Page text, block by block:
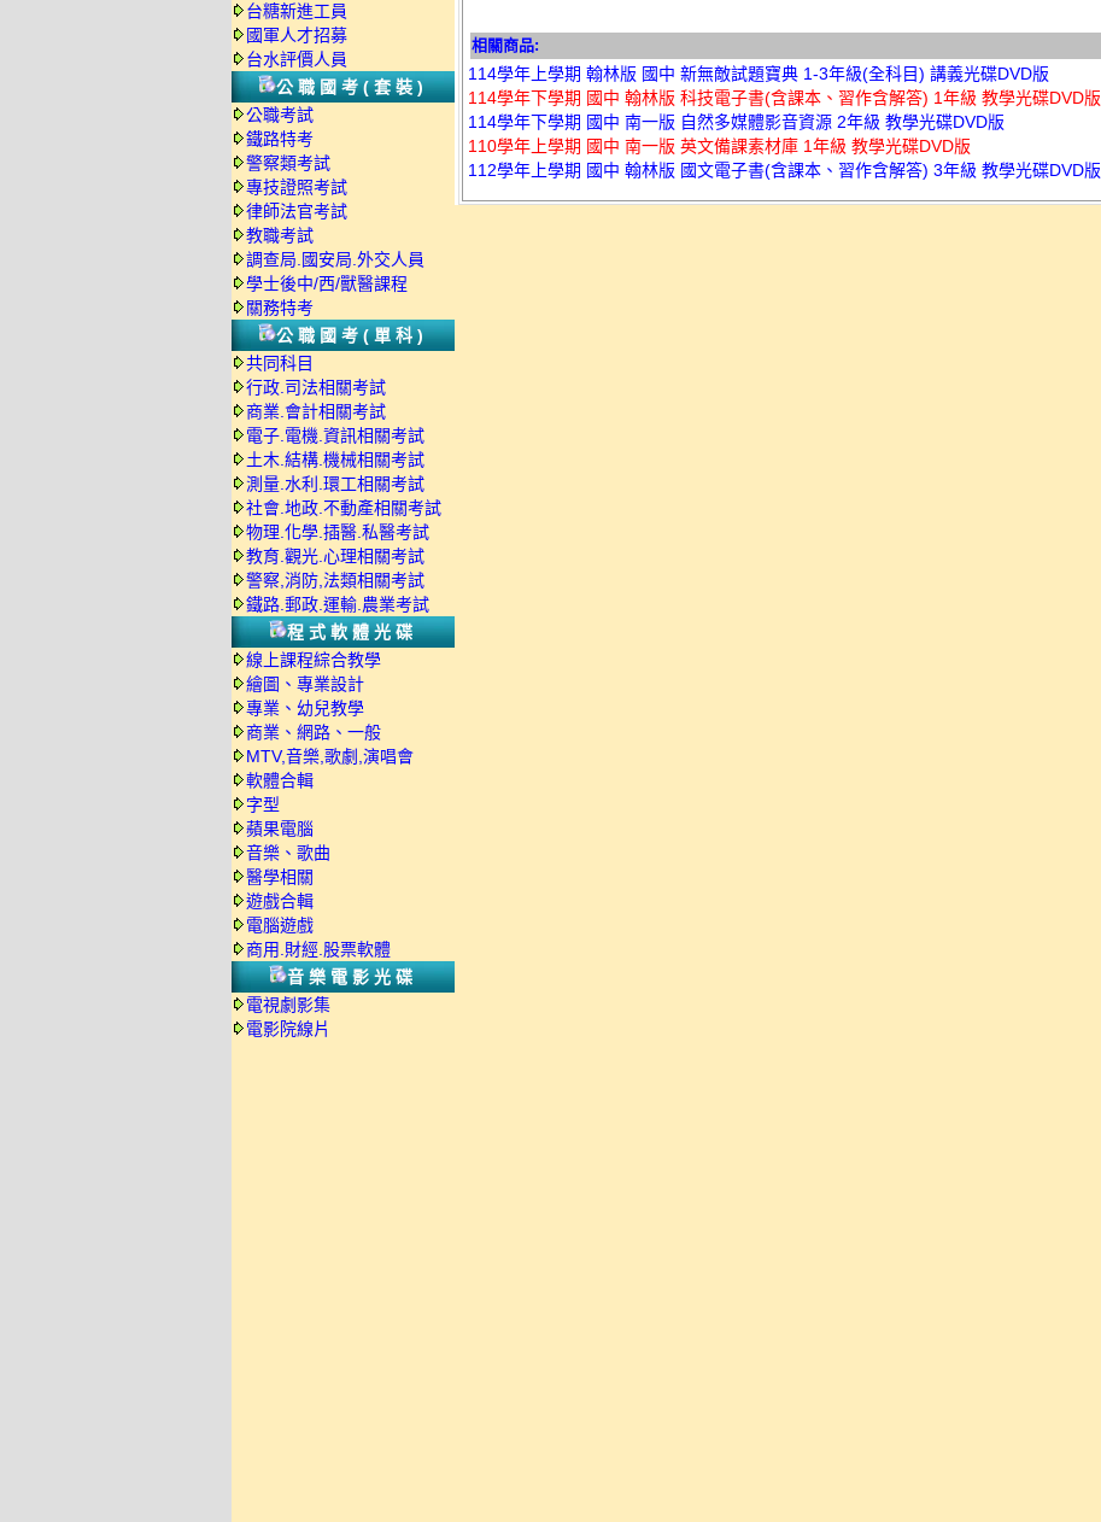
台糖新進工員
國軍人才招募
台水評價人員
公職國考(套裝)
公職考試
鐵路特考
警察類考試
專技證照考試
律師法官考試
教職考試
調查局.國安局.外交人員
學士後中/西/獸醫課程
關務特考
公職國考(單科)
共同科目
行政.司法相關考試
商業.會計相關考試
電子.電機.資訊相關考試
土木.結構.機械相關考試
測量.水利.環工相關考試
社會.地政.不動產相關考試
物理.化學.插醫.私醫考試
教育.觀光.心理相關考試
警察,消防,法類相關考試
鐵路.郵政.運輸.農業考試
程式軟體光碟
線上課程綜合教學
繪圖、專業設計
專業、幼兒教學
商業、網路、一般
MTV,音樂,歌劇,演唱會
軟體合輯
字型
蘋果電腦
音樂、歌曲
醫學相關
遊戲合輯
電腦遊戲
商用.財經.股票軟體
音樂電影光碟
電視劇影集
電影院線片
相關商品:
114學年上學期 翰林版 國中 新無敵試題寶典 1-3年級(全科目) 講義光碟DVD版
114學年下學期 國中 翰林版 科技電子書(含課本、習作含解答) 1年級 教學光碟DVD版
114學年下學期 國中 南一版 自然多媒體影音資源 2年級 教學光碟DVD版
110學年上學期 國中 南一版 英文備課素材庫 1年級 教學光碟DVD版
112學年上學期 國中 翰林版 國文電子書(含課本、習作含解答) 3年級 教學光碟DVD版